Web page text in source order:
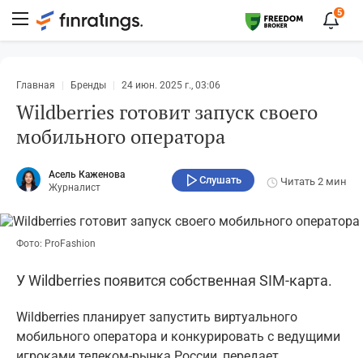
5
Главная Бренды 24 июн. 2025 г., 03:06
Wildberries готовит запуск своего
мобильного оператора
Асель Каженова
Журналист
Слушать Читать 2 мин
Фото: ProFashion
У Wildberries появится собственная SIM-карта.
Wildberries планирует запустить виртуального
мобильного оператора и конкурировать с ведущими